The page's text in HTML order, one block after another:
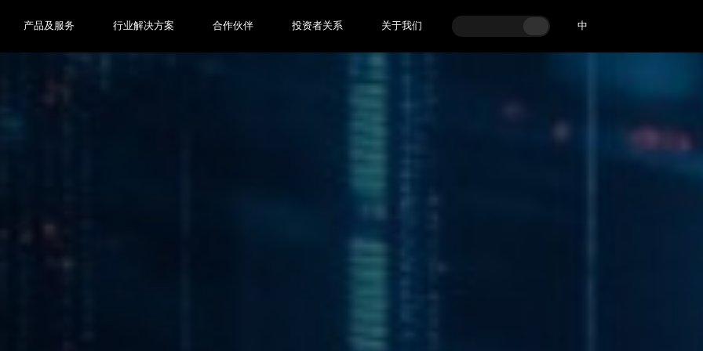
产品及服务 行业解决方案 合作伙伴 投资者关系 关于我们 中